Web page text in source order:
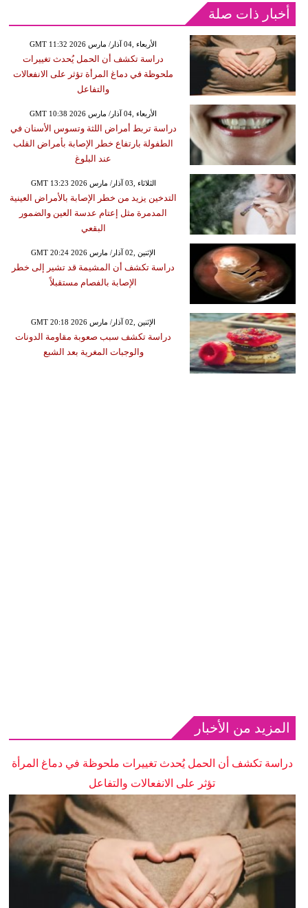
أخبار ذات صلة
GMT 11:32 2026 الأربعاء ,04 آذار/ مارس
دراسة تكشف أن الحمل يُحدث تغييرات
ملحوظة في دماغ المرأة تؤثر على الانفعالات
والتفاعل
GMT 10:38 2026 الأربعاء ,04 آذار/ مارس
دراسة تربط أمراض اللثة وتسوس الأسنان في
الطفولة بارتفاع خطر الإصابة بأمراض القلب
عند البلوغ
GMT 13:23 2026 الثلاثاء ,03 آذار/ مارس
التدخين يزيد من خطر الإصابة بالأمراض العينية
المدمرة مثل إعتام عدسة العين والضمور
البقعي
GMT 20:24 2026 الإثنين ,02 آذار/ مارس
دراسة تكشف أن المشيمة قد تشير إلى خطر
الإصابة بالفصام مستقبلاً
GMT 20:18 2026 الإثنين ,02 آذار/ مارس
دراسة تكشف سبب صعوبة مقاومة الدونات
والوجبات المغرية بعد الشبع
المزيد من الأخبار
دراسة تكشف أن الحمل يُحدث تغييرات ملحوظة في دماغ المرأة
تؤثر على الانفعالات والتفاعل